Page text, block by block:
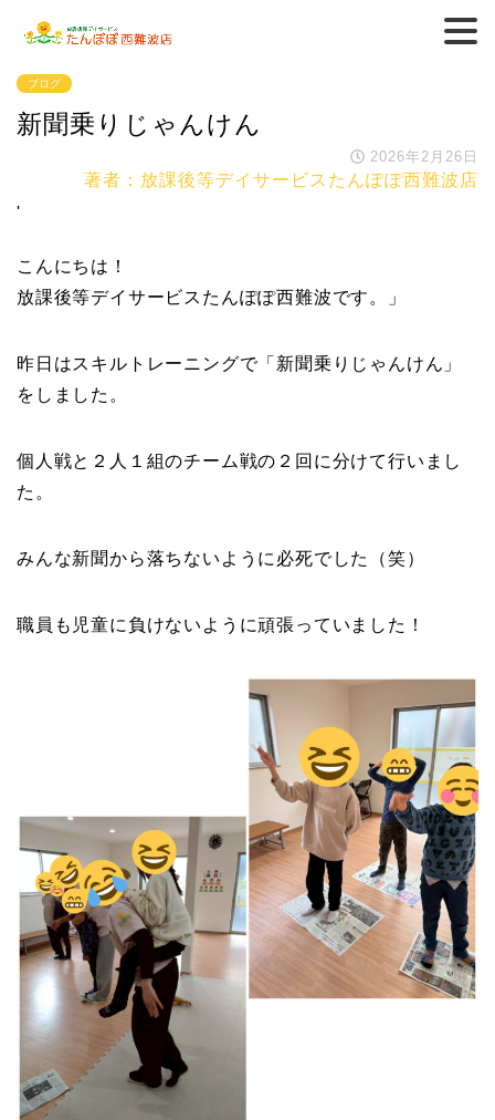
ブログ
新聞乗りじゃんけん
2026年2月26日
著者：放課後等デイサービスたんぽぽ西難波店
'
こんにちは！
放課後等デイサービスたんぽぽ西難波です。」
昨日はスキルトレーニングで「新聞乗りじゃんけん」
をしました。
個人戦と２人１組のチーム戦の２回に分けて行いまし
た。
みんな新聞から落ちないように必死でした（笑）
職員も児童に負けないように頑張っていました！